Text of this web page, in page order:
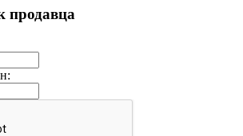
продавца